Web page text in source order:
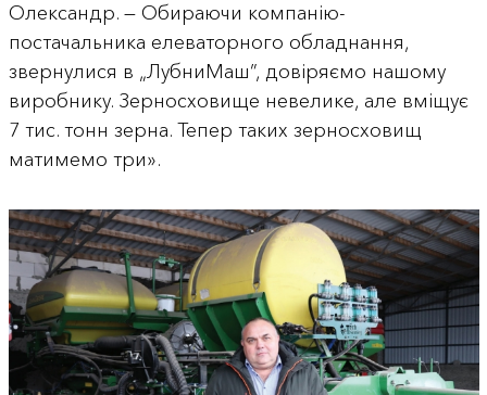
Олександр. — Обираючи компанію-
постачальника елеваторного обладнання,
звернулися в „ЛубниМаш”, довіряємо нашому
виробнику. Зерносховище невелике, але вміщує
7 тис. тонн зерна. Тепер таких зерносховищ
матимемо три».